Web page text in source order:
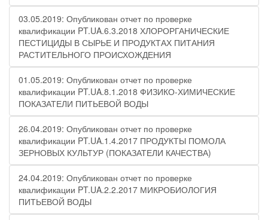
03.05.2019: Опубликован отчет по проверке
квалификации PT.UA.6.3.2018 ХЛОРОРГАНИЧЕСКИЕ
ПЕСТИЦИДЫ В СЫРЬЕ И ПРОДУКТАХ ПИТАНИЯ
РАСТИТЕЛЬНОГО ПРОИСХОЖДЕНИЯ
01.05.2019: Опубликован отчет по проверке
квалификации PT.UA.8.1.2018 ФИЗИКО-ХИМИЧЕСКИЕ
ПОКАЗАТЕЛИ ПИТЬЕВОЙ ВОДЫ
26.04.2019: Опубликован отчет по проверке
квалификации PT.UA.1.4.2017 ПРОДУКТЫ ПОМОЛА
ЗЕРНОВЫХ КУЛЬТУР (ПОКАЗАТЕЛИ КАЧЕСТВА)
24.04.2019: Опубликован отчет по проверке
квалификации PT.UA.2.2.2017 МИКРОБИОЛОГИЯ
ПИТЬЕВОЙ ВОДЫ